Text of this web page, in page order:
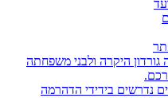
היקרה ולבני משפחתה
נדרשים בידידי הדהרמה